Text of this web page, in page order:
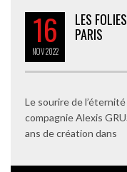
16
NOV2022
LES
PARIS
Le sourire de
compagnie Alexis
ans de création dans